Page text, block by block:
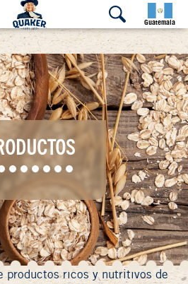
Guatemala
productos ricos y nutritivos de